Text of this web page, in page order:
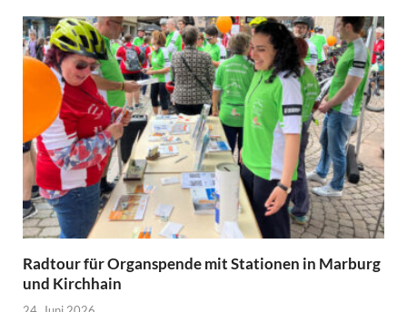
Radtour für Organspende mit Stationen in Marburg
und Kirchhain